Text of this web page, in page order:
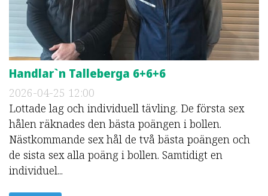
Handlar`n Talleberga 6+6+6
2026-04-25 12:00
Lottade lag och individuell tävling. De första sex
hålen räknades den bästa poängen i bollen.
Nästkommande sex hål de två bästa poängen och
de sista sex alla poäng i bollen. Samtidigt en
individuel...